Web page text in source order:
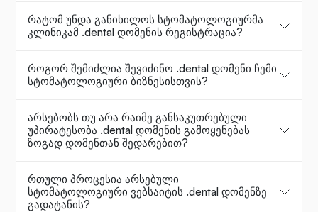
რატომ უნდა განიხილოს სტომატოლოგიურმა
კლინიკამ .dental დომენის რეგისტრაცია?
როგორ შემიძლია შევიძინო .dental დომენი ჩემი
სტომატოლოგიური ბიზნესისთვის?
არსებობს თუ არა რაიმე განსაკუთრებული
უპირატესობა .dental დომენის გამოყენებას
ზოგად დომენთან შედარებით?
რთული პროცესია არსებული
სტომატოლოგიური ვებსაიტის .dental დომენზე
გადატანის?